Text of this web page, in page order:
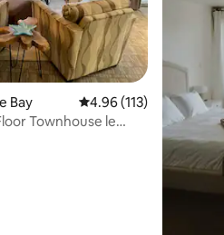
Bay Meánrátáil 4.96 as 5,
4.96 (113)
Townhouse le